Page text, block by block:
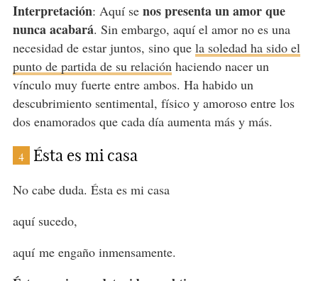
Interpretación: Aquí se nos presenta un amor que
nunca acabará. Sin embargo, aquí el amor no es una
necesidad de estar juntos, sino que la soledad ha sido el
punto de partida de su relación haciendo nacer un
vínculo muy fuerte entre ambos. Ha habido un
descubrimiento sentimental, físico y amoroso entre los
dos enamorados que cada día aumenta más y más.
4 Ésta es mi casa
No cabe duda. Ésta es mi casa
aquí sucedo,
aquí me engaño inmensamente.